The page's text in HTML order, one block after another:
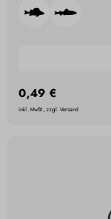
0,49 €
inkl. MwSt., zzgl. Versand